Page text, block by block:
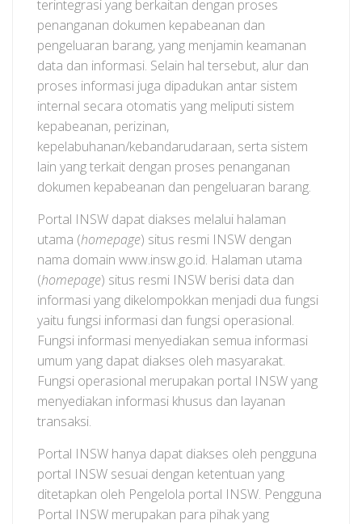
terintegrasi yang berkaitan dengan proses
penanganan dokumen kepabeanan dan
pengeluaran barang, yang menjamin keamanan
data dan informasi. Selain hal tersebut, alur dan
proses informasi juga dipadukan antar sistem
internal secara otomatis yang meliputi sistem
kepabeanan, perizinan,
kepelabuhanan/kebandarudaraan, serta sistem
lain yang terkait dengan proses penanganan
dokumen kepabeanan dan pengeluaran barang.
Portal INSW dapat diakses melalui halaman
utama (homepage) situs resmi INSW dengan
nama domain www.insw.go.id. Halaman utama
(homepage) situs resmi INSW berisi data dan
informasi yang dikelompokkan menjadi dua fungsi
yaitu fungsi informasi dan fungsi operasional.
Fungsi informasi menyediakan semua informasi
umum yang dapat diakses oleh masyarakat.
Fungsi operasional merupakan portal INSW yang
menyediakan informasi khusus dan layanan
transaksi.
Portal INSW hanya dapat diakses oleh pengguna
portal INSW sesuai dengan ketentuan yang
ditetapkan oleh Pengelola portal INSW. Pengguna
Portal INSW merupakan para pihak yang